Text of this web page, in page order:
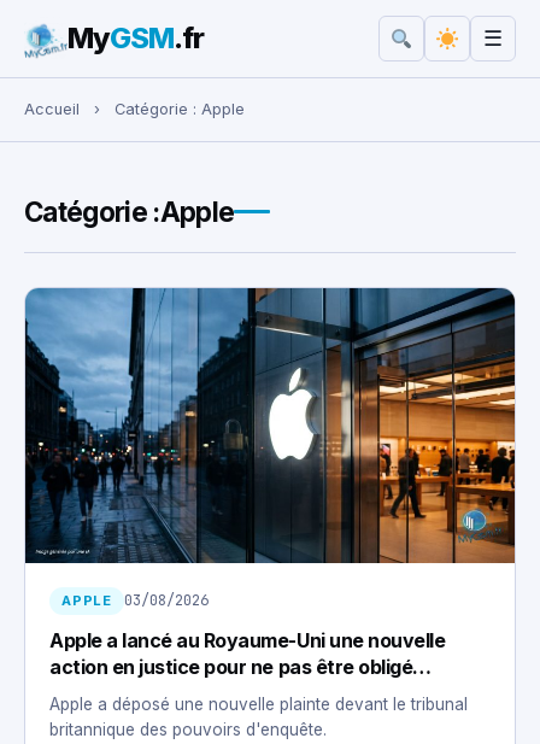
Rechercher :
MyGSM.fr ☰
Accueil › Catégorie : Apple
Catégorie :Apple
APPLE 03/08/2026
Apple a lancé au Royaume-Uni une nouvelle
action en justice pour ne pas être obligé
d’installer une porte dérobée
Apple a déposé une nouvelle plainte devant le tribunal
britannique des pouvoirs d'enquête.